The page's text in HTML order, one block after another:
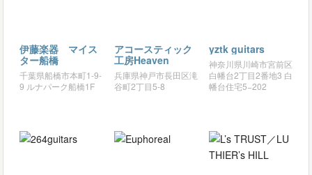
伊藤楽器 マイス
ター船橋
千葉県船橋市本町1-9-
9 ルナパーク船橋1F
アコースティック
工房Heaven
兵庫県神戸市長田区滝
谷町2丁目5-8
yztk guitars
神奈川県川崎市宮前区
白幡台2丁目2番地3 白
幡台住宅5−202